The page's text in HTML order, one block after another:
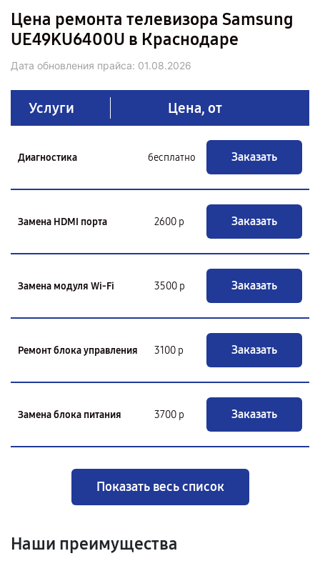
Цена ремонта телевизора Samsung
UE49KU6400U в Краснодаре
Дата обновления прайса: 01.08.2026
Услуги Цена, от
Диагностика бесплатно Заказать
Замена HDMI порта 2600 р Заказать
Замена модуля Wi-Fi 3500 р Заказать
Ремонт блока управления 3100 р Заказать
Замена блока питания 3700 р Заказать
Показать весь список
Наши преимущества